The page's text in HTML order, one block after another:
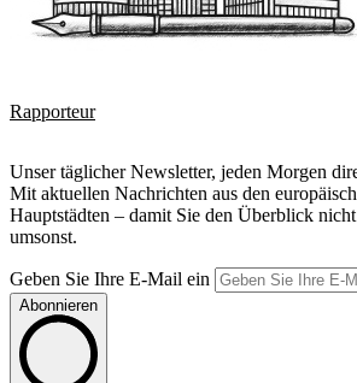
Rapporteur
Unser täglicher Newsletter, jeden Morgen
Mit aktuellen Nachrichten aus den
Hauptstädten – damit Sie den Überblick
umsonst.
Geben Sie Ihre E-Mail ein
Abonnieren